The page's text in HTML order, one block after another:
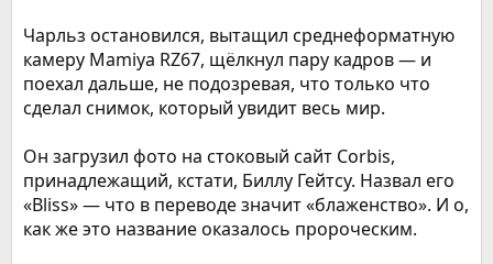
Чарльз остановился, вытащил среднеформатную
камеру Mamiya RZ67, щёлкнул пару кадров — и
поехал дальше, не подозревая, что только что
сделал снимок, который увидит весь мир.
Он загрузил фото на стоковый сайт Corbis,
принадлежащий, кстати, Биллу Гейтсу. Назвал его
«Bliss» — что в переводе значит «блаженство». И о,
как же это название оказалось пророческим.